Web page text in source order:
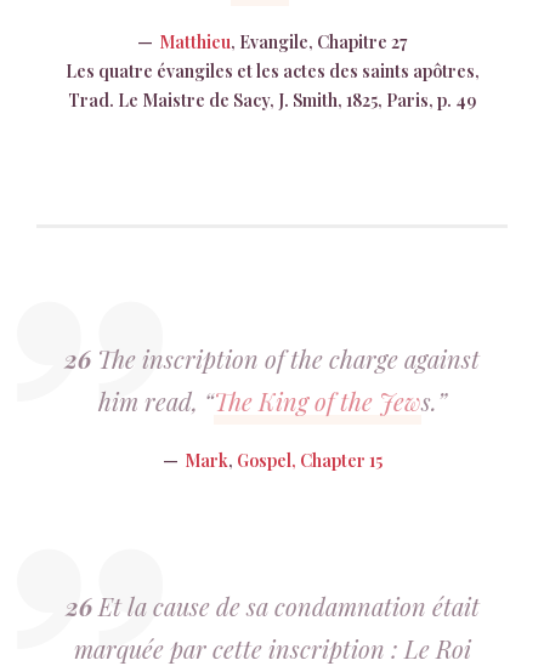
Matthieu, Evangile, Chapitre 27
Les quatre évangiles et les actes des saints apôtres,
Trad. Le Maistre de Sacy, J. Smith, 1825, Paris, p. 49
26 The inscription of the charge against
him read, “The King of the Jews.”
Mark, Gospel, Chapter 15
26Et la cause de sa condamnation était
marquée par cette inscription : Le Roi